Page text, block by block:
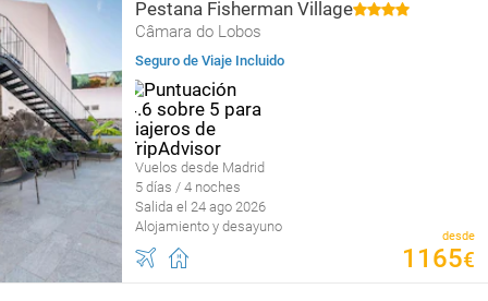
Pestana Fisherman Village
Câmara do Lobos
Seguro de Viaje Incluido
Vuelos desde Madrid
5 días / 4 noches
Salida el 24 ago 2026
Alojamiento y desayuno
desde
1165€